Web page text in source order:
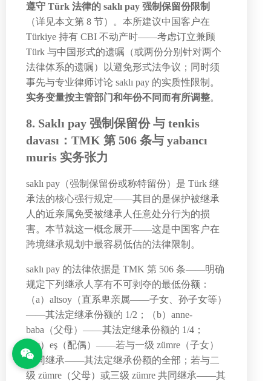
遵守 Türk 法律的 saklı pay 强制保留份限制
（详见本文第 8 节）。本所建议中国客户在
Türkiye 持有 CBI 不动产时——考虑订立兼顾
Türk 与中国形式的遗嘱（或两份分别针对两个
法律体系的遗嘱）以避免形式法争议；同时须
事先与专业律师讨论 saklı pay 的实质性限制。
实务变量按主管部门和年份不同而有所调整。
8. Saklı pay 强制保留份 与 tenkis
davası：TMK 第 506 条与 yabancı
muris 实务张力
saklı pay（强制保留份或称特留份）是 Türk 继
承法的核心强行规定——其目的是保护被继承
人的近亲属免受被继承人任意处分行为的损
害。本节就这一概念展开——这是中国客户在
跨境继承规划中最容易低估的法律限制。
saklı pay 的法律依据是 TMK 第 506 条——明确
规定下列继承人享有不可剥夺的最低份额：
（a）altsoy（直系卑亲属——子女、孙子女等）
——其法定继承份额的 1/2；（b）anne-
baba（父母）——其法定继承份额的 1/4；
（c）eş（配偶）——若与一级 zümre（子女）
共同继承——其法定继承份额的全部；若与二
级 zümre（父母）或三级 zümre 共同继承——其